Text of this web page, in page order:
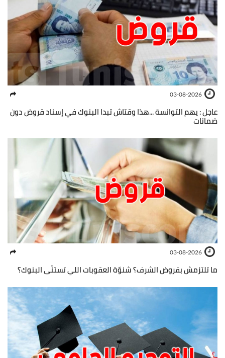
03-08-2026
عاجل : يهم التوانسة ...هذا وقتاش تبدا البنوك في إسناد قروض دون
ضمانات
03-08-2026
ما تلتزمش بقروض الشرف؟ شنوّة العقوبات اللي تستنّى البنوك؟